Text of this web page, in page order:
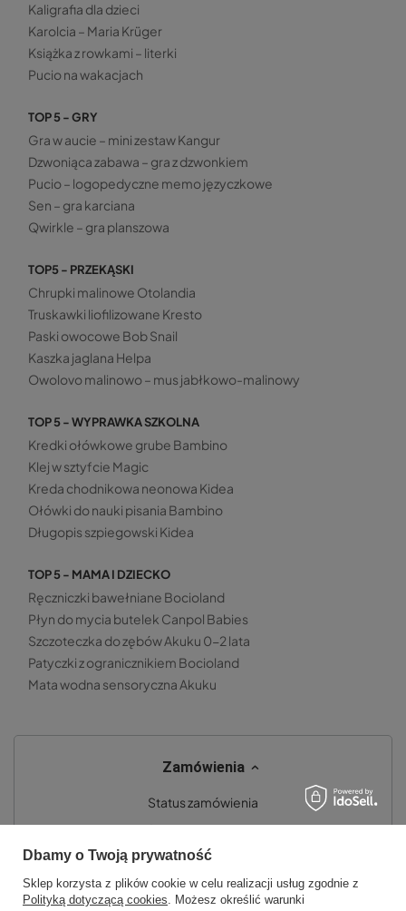
Kaligrafia dla dzieci
Karolcia – Maria Krüger
Książka z rowkami – literki
Pucio na wakacjach
TOP 5 - GRY
Gra w aucie – mini zestaw Kangur
Dzwoniąca zabawa – gra z dzwonkiem
Pucio – logopedyczne memo języczkowe
Sen – gra karciana
Qwirkle – gra planszowa
TOP5 - PRZEKĄSKI
Chrupki malinowe Otolandia
Truskawki liofilizowane Kresto
Paski owocowe Bob Snail
Kaszka jaglana Helpa
Owolovo malinowo – mus jabłkowo-malinowy
TOP 5 - WYPRAWKA SZKOLNA
Kredki ołówkowe grube Bambino
Klej w sztyfcie Magic
Kreda chodnikowa neonowa Kidea
Ołówki do nauki pisania Bambino
Długopis szpiegowski Kidea
TOP 5 - MAMA I DZIECKO
Ręczniczki bawełniane Bocioland
Płyn do mycia butelek Canpol Babies
Szczoteczka do zębów Akuku 0-2 lata
Patyczki z ogranicznikiem Bocioland
Mata wodna sensoryczna Akuku
Zamówienia
Status zamówienia
Chcę zareklamować produkt
Chcę zwrócić produkt
Dbamy o Twoją prywatność
Sklep korzysta z plików cookie w celu realizacji usług zgodnie z
Polityką dotyczącą cookies. Możesz określić warunki